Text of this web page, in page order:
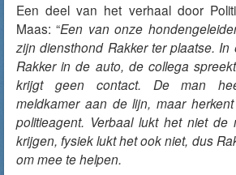
Een deel van het verhaal door
Maas: “Een van onze
zijn diensthond Rakker ter plaatse. In
Rakker in de auto, de collega
krijgt geen contact. De man
meldkamer aan de lijn, maar
politieagent. Verbaal lukt het niet
krijgen, fysiek lukt het ook niet, dus
om mee te helpen.